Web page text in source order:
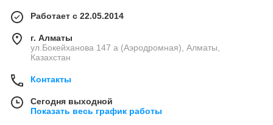
Работает с 22.05.2014
г. Алматы
ул.Бокейханова 147 а (Аэродромная), Алматы,
Казахстан
Контакты
Сегодня выходной
Показать весь график работы